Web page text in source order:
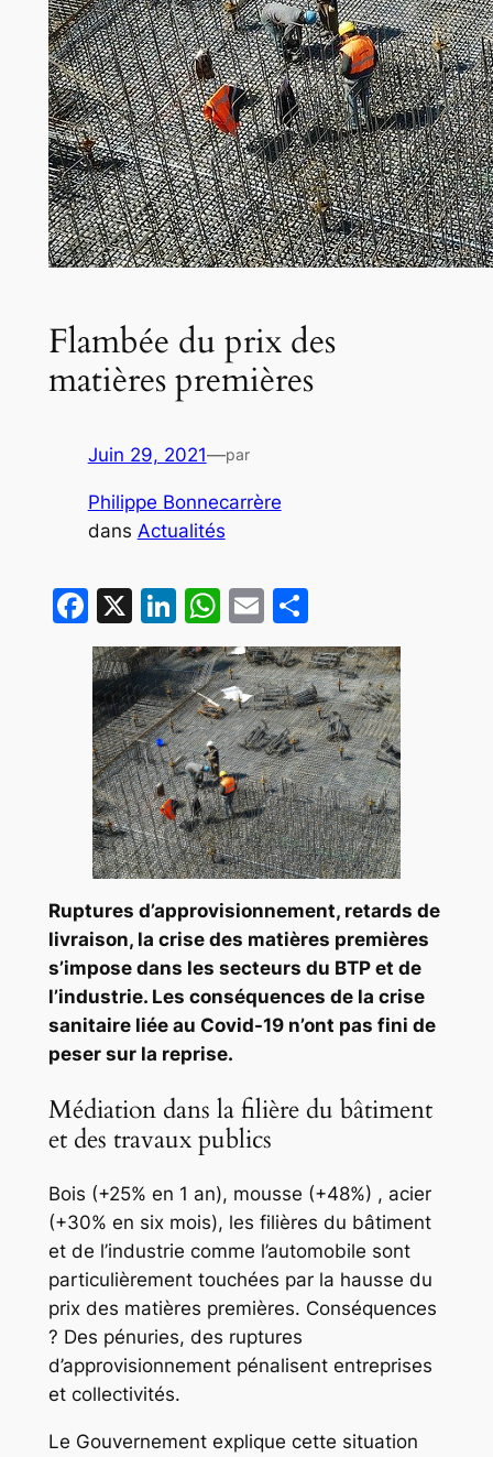
Flambée du prix des
matières premières
Juin 29, 2021—par
Philippe Bonnecarrère
dans Actualités
Facebook
X LinkedIn
WhatsApp
EmailPartager
Ruptures d’approvisionnement, retards de
livraison, la crise des matières premières
s’impose dans les secteurs du BTP et de
l’industrie. Les conséquences de la crise
sanitaire liée au Covid-19 n’ont pas fini de
peser sur la reprise.
Médiation dans la filière du bâtiment
et des travaux publics
Bois (+25% en 1 an), mousse (+48%) , acier
(+30% en six mois), les filières du bâtiment
et de l’industrie comme l’automobile sont
particulièrement touchées par la hausse du
prix des matières premières. Conséquences
? Des pénuries, des ruptures
d’approvisionnement pénalisent entreprises
et collectivités.
Le Gouvernement explique cette situation